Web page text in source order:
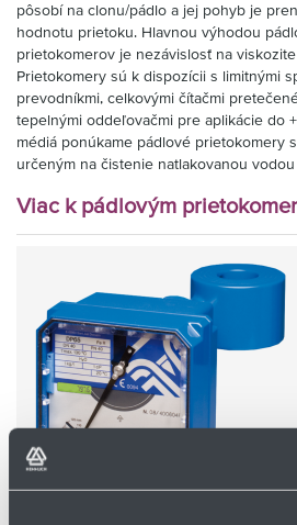
pôsobí na clonu/pádlo a jej pohyb je
hodnotu prietoku. Hlavnou výhodou
prietokomerov je nezávislosť na
Prietokomery sú k dispozícii s limitnými
prevodníkmi, celkovými čítačmi
tepelnými oddeľovačmi pre aplikácie do
médiá ponúkame pádlové prietokomery
určeným na čistenie natlakovanou
Viac k pádlovým